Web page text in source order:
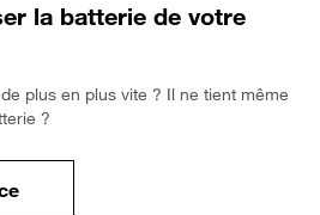
la batterie de votre
plus en plus vite ? Il ne tient même
?
optimiser la batterie de